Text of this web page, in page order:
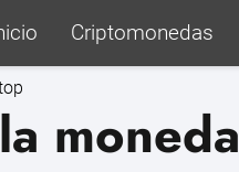
Criptomonedas
moneda